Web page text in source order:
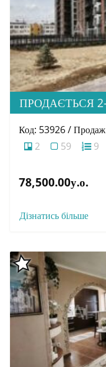
Код: 53926 / Продаж
2
59 9
78,500.00у.о.
Дізнатись більше